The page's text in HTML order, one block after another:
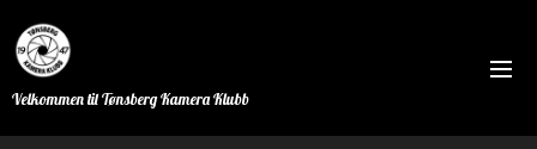
Velkommen til Tønsberg Kamera Klubb